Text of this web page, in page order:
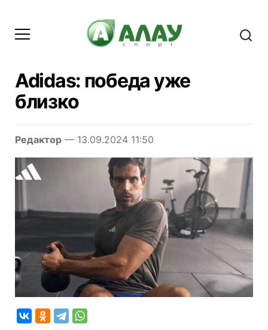
Adidas: победа уже
близко
Редактор — 13.09.2024 11:50